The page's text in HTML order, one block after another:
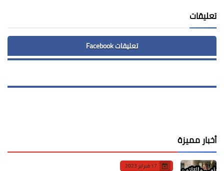
تعليقات
تعليقات Facebook
أخبار مميزة
17 فبراير 2023